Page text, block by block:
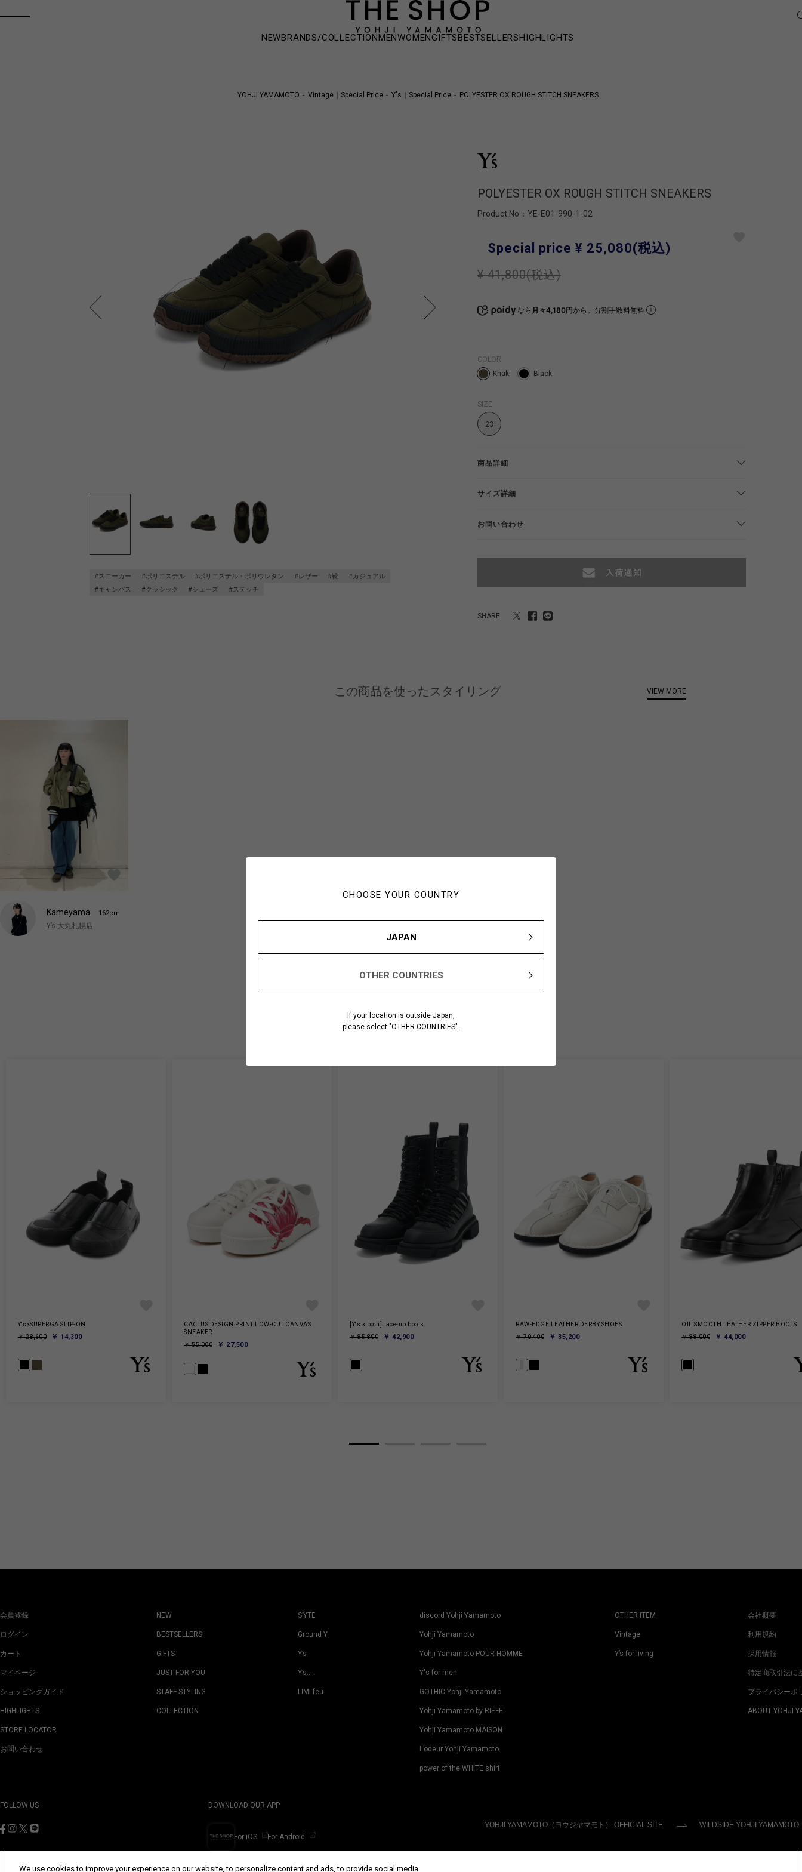
CHOOSE YOUR COUNTRY
JAPAN
OTHER COUNTRIES
If your location is outside Japan,
please select "OTHER COUNTRIES".
NEWBRANDS/COLLECTIONMENWOMENGIFTSBESTSELLERSHIGHLIGHTS
YOHJI YAMAMOTO Vintage｜Special Price Y's｜Special Price POLYESTER OX ROUGH STITCH SNEAKERS
#スニーカー #ポリエステル #ポリエステル・ポリウレタン #レザー #靴
#カジュアル
#キャンバス
#クラシック #シューズ #ステッチ
POLYESTER OX ROUGH STITCH SNEAKERS
Product No： YE-E01-990-1-02
Special price ¥ 25,080(税込)
¥ 41,800(税込)
なら 月々4,180円から。分割手数料無料
COLOR
Khaki
Black
SIZE
23
商品詳細
サイズ詳細
お問い合わせ
SHARE
この商品を使ったスタイリング
Kameyama 162cm
Y’s 大丸札幌店
VIEW MORE
あなたにおすすめのアイテム
Y's×SUPERGA SLIP-ON
￥ 28,600
￥ 14,300
CACTUS DESIGN PRINT LOW-CUT CANVAS
SNEAKER
￥ 55,000
￥ 27,500
[Y's x both]Lace-up boots
￥ 85,800
￥ 42,900
RAW-EDGE LEATHER DERBY SHOES
￥ 70,400
￥ 35,200
OIL SMOOTH LEATHER ZIPPER BOOTS
￥ 88,000
￥ 44,000
会員登録
ログイン
カート
マイページ
ショッピングガイド
HIGHLIGHTS
STORE LOCATOR
お問い合わせ
NEW
BESTSELLERS
GIFTS
JUST FOR YOU
STAFF STYLING
COLLECTION
S’YTE
Ground Y
Y’s
Y’s….
LIMI feu
discord Yohji Yamamoto
Yohji Yamamoto
Yohji Yamamoto POUR HOMME
Y's for men
GOTHIC Yohji Yamamoto
Yohji Yamamoto by RIEFE
Yohji Yamamoto MAISON
L’odeur Yohji Yamamoto
power of the WHITE shirt
OTHER ITEM
Vintage
Y’s for living
会社概要
利用規約
採用情報
特定商取引法に
プライバシーポ
ABOUT YOHJI
FOLLOW US DOWNLOAD OUR APP
For iOS For Android
YOHJI YAMAMOTO（ヨウジヤマモト） OFFICIAL SITE WILDSIDE YOHJI YAMAMOTO
We use cookies to improve your experience on our website, to personalize content and ads, to provide social media